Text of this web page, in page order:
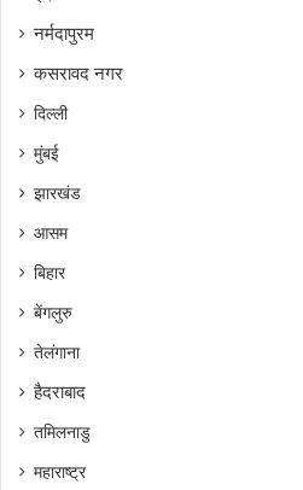
नर्मदापुरम
कसरावद नगर
दिल्ली
मुंबई
झारखंड
आसम
बिहार
बेंगलुरु
तेलंगाना
हैदराबाद
तमिलनाडु
महाराष्ट्र